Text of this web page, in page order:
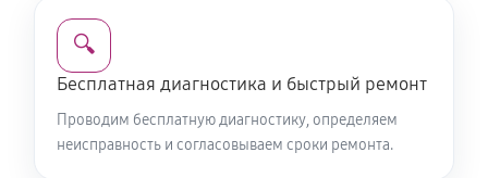
Ремонт петель экрана
🔍
Бесплатная диагностика и быстрый ремонт
Проводим бесплатную диагностику, определяем
неисправность и согласовываем сроки ремонта.